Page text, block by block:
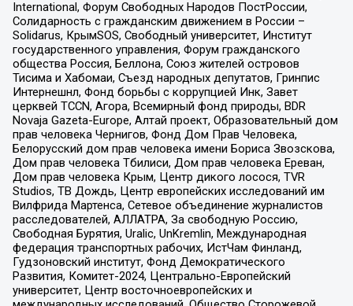
International, Форум Свободных Народов ПостРоссии,
Солидарность с гражданским движением в России –
Solidarus, КрымSOS, Свободный университет, Институт
государственного управления, Форум гражданского
общества Россия, Беллона, Союз жителей островов
Тисима и Хабомаи, Съезд народных депутатов, Гринпис
Интернешнл, Фонд борьбы с коррупцией Инк, Завет
церквей TCCN, Агора, Всемирный фонд природы, BDR
Novaja Gazeta-Europe, Алтай проект, Образовательный дом
прав человека Чернигов, Фонд Дом Прав Человека,
Белорусский дом прав человека имени Бориса Звозскова,
Дом прав человека Тбилиси, Дом прав человека Ереван,
Дом прав человека Крым, Центр дикого лосося, TVR
Studios, ТВ Дождь, Центр европейских исследований им
Вилфрида Мартенса, Сетевое объединение журналистов
расследователей, АЛЛАТРА, За свободную Россию,
Свободная Бурятия, Uralic, UnKremlin, Международная
федерация транспортных рабочих, ИстЧам Финланд,
Гудзоновский институт, Фонд Демократического
Развития, Комитет-2024, Центрально-Европейский
университет, Центр восточноевропейских и